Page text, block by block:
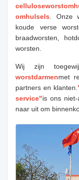
omhulsels. Onze
koude verse
braadworsten,
worsten.
Wij zijn
worstdarmenmet
partners en klanten.
service"is ons
naar uit om